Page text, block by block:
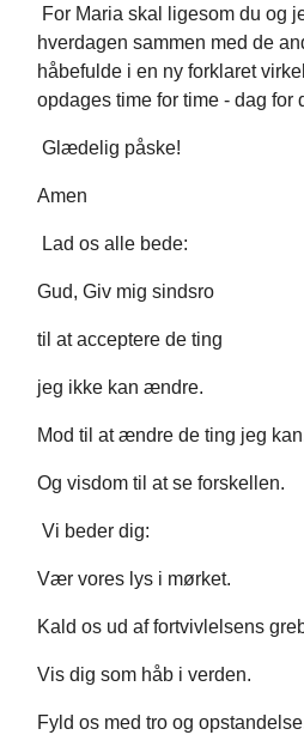
For Maria skal ligesom du og
hverdagen sammen med de
håbefulde i en ny forklaret
opdages time for time - dag for
Glædelig påske!
Amen
Lad os alle bede:
Gud, Giv mig sindsro
til at acceptere de ting
jeg ikke kan ændre.
Mod til at ændre de ting jeg
Og visdom til at se forskellen.
Vi beder dig:
Vær vores lys i mørket.
Kald os ud af fortvivlelsens
Vis dig som håb i verden.
Fyld os med tro og